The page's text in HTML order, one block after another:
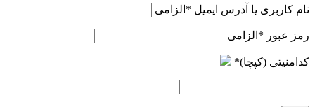
نام کاربری یا آدرس ایمیل * الزامی
رمز عبور * الزامی
کدامنیتی (کپچا)*